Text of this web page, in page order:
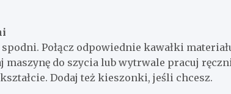
Połącz odpowiednie kawałki
maszynę do szycia lub wytrwale pracuj
Dodaj też kieszonki, jeśli chcesz.